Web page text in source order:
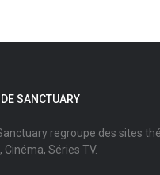
SANCTUARY
regroupe des sites
Cinéma, Séries TV.